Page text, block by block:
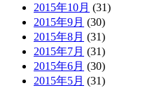
2015年10月 (31)
2015年9月 (30)
2015年8月 (31)
2015年7月 (31)
2015年6月 (30)
2015年5月 (31)